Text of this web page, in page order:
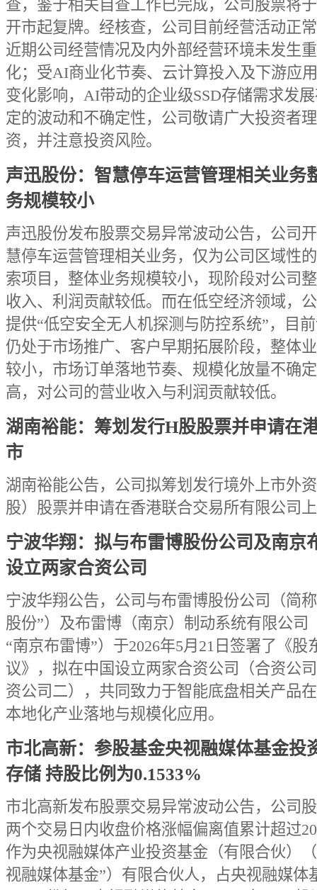
查，鉴于相关自查工作已完成，公司股票将
开市起复牌。经核查，公司目前经营活动正
近期公司经营情况及内外部经营环境未发生
化；受AI商业化节奏、云计算投入及下游应
变化影响，AI带动的企业级SSD存储需求发
定的波动和不确定性，公司敬请广大投资者
资，并注意投资风险。
声迅股份：智慧停车运营管理相关业务
务规模较小
声迅股份发布股票交易异常波动公告，公司
慧停车运营管理相关业务，仅为公司区域性
索项目，整体业务规模较小，现阶段对公司
收入、利润贡献较低。而在低空经济领域，
提供“低空安全无人机探测与防控系统”，目
仍处于市场推广、客户早期拓展阶段，整体
较小，市场订单落地节奏、规模化放量不确
高，对公司的营业收入与利润贡献较低。
湖南裕能：筹划发行H股股票并申请在
市
湖南裕能公告，公司拟筹划发行境外上市外
股）股票并申请在香港联合交易所有限公司
宁波华翔：拟与布雷博股份公司及南京
设立两家合资公司
宁波华翔公告，公司与布雷博股份公司（简
股份”）及布雷博（南京）制动系统有限公司
“南京布雷博”）于2026年5月21日签署了《股
议》，拟在中国设立两家合资公司（合资公
资公司二），共同致力于智能底盘相关产品
本地化产业落地与规模化应用。
市北高新：参股基金央视融媒体基金投
存储 持股比例为0.1533%
市北高新发布股票交易异常波动公告，公司
两个交易日内收盘价格涨幅偏离值累计超过
作为央视融媒体产业投资基金（有限合伙）
视融媒体基金”）有限合伙人，占央视融媒体